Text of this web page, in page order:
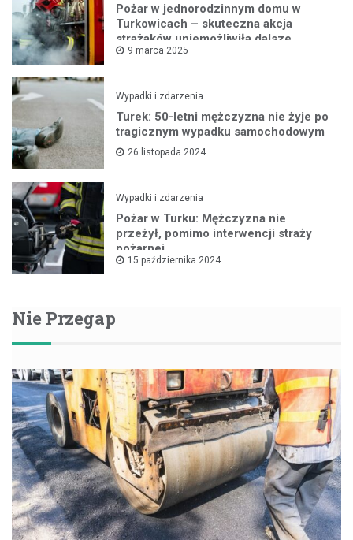
Pożar w jednorodzinnym domu w
Turkowicach – skuteczna akcja
strażaków uniemożliwiła dalsze
rozprzestrzenianie się ognia
9 marca 2025
Wypadki i zdarzenia
Turek: 50-letni mężczyzna nie żyje po
tragicznym wypadku samochodowym
26 listopada 2024
Wypadki i zdarzenia
Pożar w Turku: Mężczyzna nie
przeżył, pomimo interwencji straży
pożarnej
15 października 2024
Nie Przegap